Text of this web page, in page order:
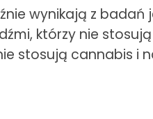
wynikają z
którzy nie
stosują cannabis